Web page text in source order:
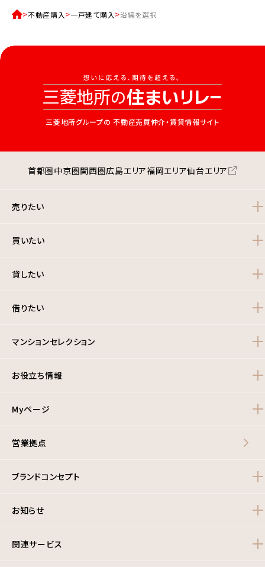
不動産購入 一戸建て購入 沿線を選択
三菱地所グループの 不動産売買仲介・賃貸情報サイト
首都圏中京圏関西圏広島エリア福岡エリア仙台エリア
売りたい
買いたい
貸したい
借りたい
マンションセレクション
お役立ち情報
Myページ
営業拠点
ブランドコンセプト
お知らせ
関連サービス